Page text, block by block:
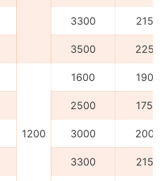
3300 2150
3500 2250
1200
1600 1900
2500 1750
3000 2000
3300 2150